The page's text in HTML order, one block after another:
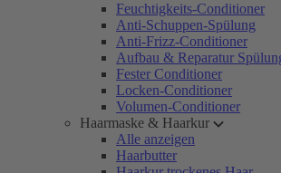
Feuchtigkeits-Conditioner
Anti-Schuppen-Spülung
Anti-Frizz-Conditioner
Aufbau & Reparatur
Fester Conditioner
Locken-Conditioner
Volumen-Conditioner
Haarmaske & Haarkur
Alle anzeigen
Haarbutter